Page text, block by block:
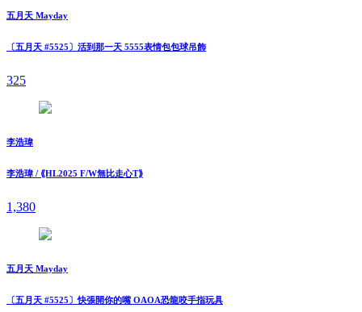
五月天 Mayday
〔五月天 #5525〕活到那一天 5555表情包包球吊飾
325
李浩瑋
李浩瑋 / ⟪HL2025 F/W無比走⼼T⟫
1,380
五月天 Mayday
〔五月天 #5525〕快張開你的嘴 OAOA恐龍咬手指玩具